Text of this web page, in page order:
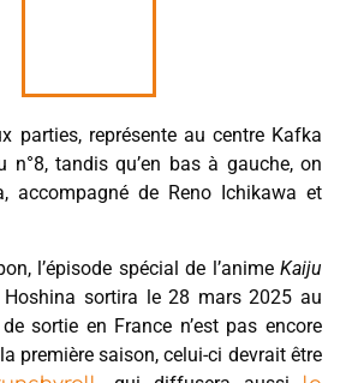
parties, représente au centre Kafka
n°8, tandis qu’en bas à gauche, on
accompagné de Reno Ichikawa et
l’épisode spécial de l’anime Kaiju
sortira le 28 mars 2025 au
sortie en France n’est pas encore
première saison, celui-ci devrait être